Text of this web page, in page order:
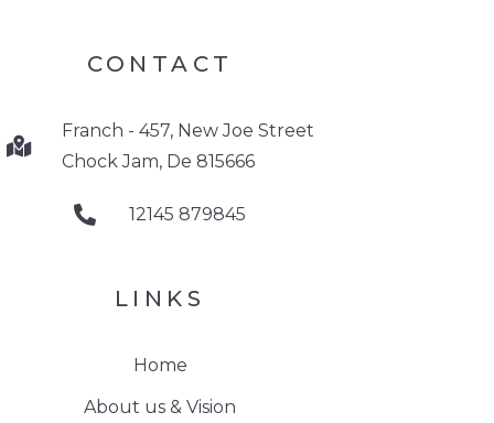
CONTACT
Franch - 457, New Joe Street
Chock Jam, De 815666
12145 879845
LINKS
Home
About us & Vision